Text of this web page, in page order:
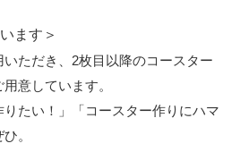
ます＞
ただき、2枚目以降のコースター
意しています。
りたい！」「コースター作りにハマ
。